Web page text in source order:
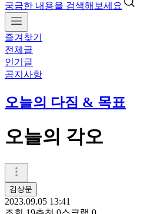
궁금한 내용을 검색해보세요
즐겨찾기
전체글
인기글
공지사항
오늘의 다짐 & 목표
오늘의 각오
김상문
2023.09.05 13:41